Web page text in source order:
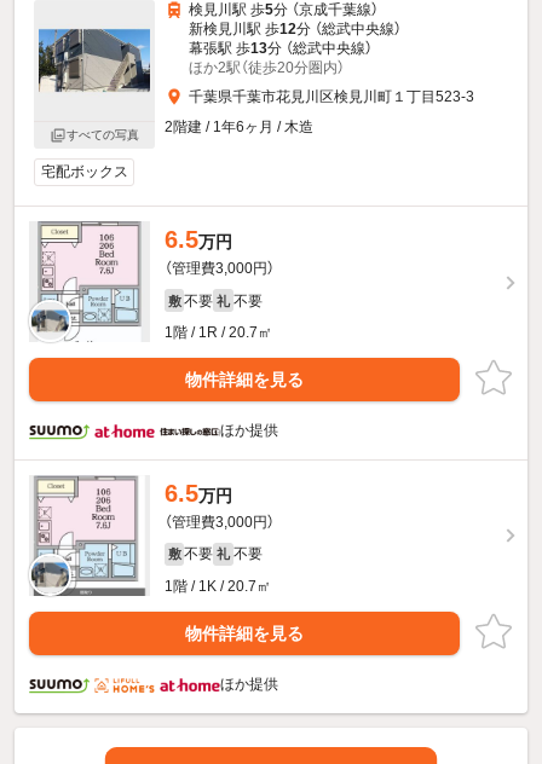
すべての写真
検見川駅 歩5分 （京成千葉線）
新検見川駅 歩12分 （総武中央線）
幕張駅 歩13分 （総武中央線）
ほか2駅（徒歩20分圏内）
千葉県千葉市花見川区検見川町１丁目523-3
2階建 / 1年6ヶ月 / 木造
宅配ボックス
6.5万円
（管理費3,000円）
敷 不要 礼 不要
1階 / 1R / 20.7㎡
物件詳細を見る
ほか提供
6.5万円
（管理費3,000円）
敷 不要 礼 不要
1階 / 1K / 20.7㎡
物件詳細を見る
ほか提供